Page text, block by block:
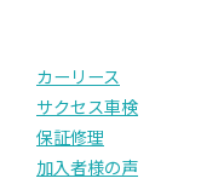
カーリース
サクセス車検
保証修理
加入者様の声